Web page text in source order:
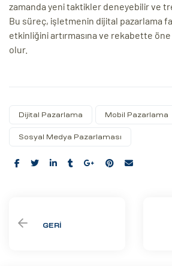
zamanda yeni taktikler deneyebilir ve
Bu süreç, işletmenin dijital pazarlama
etkinliğini artırmasına ve rekabette öne
olur.
Dijital Pazarlama Mobil Pazarlama
Sosyal Medya Pazarlaması
Share:
GERI